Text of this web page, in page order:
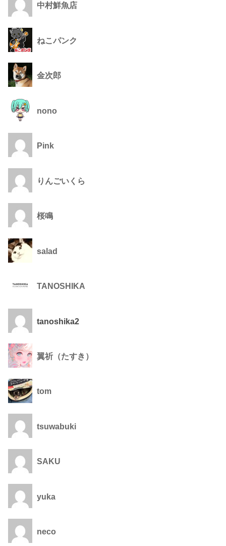
中村鮮魚店
ねこパンク
金次郎
nono
Pink
りんごいくら
桜鳴
salad
TANOSHIKA
tanoshika2
翼祈（たすき）
tom
tsuwabuki
SAKU
yuka
neco